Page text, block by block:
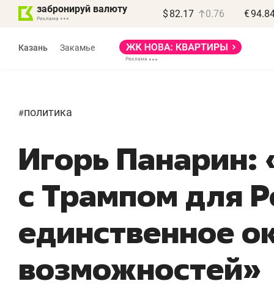
забронируй валюту $ 82.17 0.76 €
Казань Закамье
#политика
Игорь Панарин:
с Трампом для
единственное
возможностей»